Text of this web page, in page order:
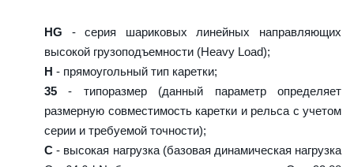
HG - серия шариковых линейных направляющих
высокой грузоподъемности (Heavy Load);
H - прямоугольный тип каретки;
35 - типоразмер (данный параметр определяет
размерную совместимость каретки и рельса с учетом
серии и требуемой точности);
C - высокая нагрузка (базовая динамическая нагрузка